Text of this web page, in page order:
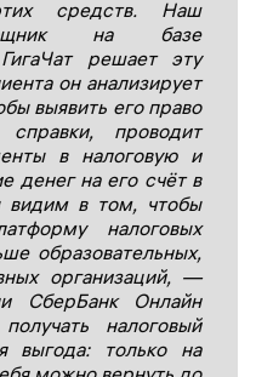
средств. Наш
на базе
решает эту
он анализирует
выявить его право
проводит
в налоговую и
денег на его счёт в
в том, чтобы
налоговых
образовательных,
организаций, —
СберБанк Онлайн
налоговый
выгода: только на